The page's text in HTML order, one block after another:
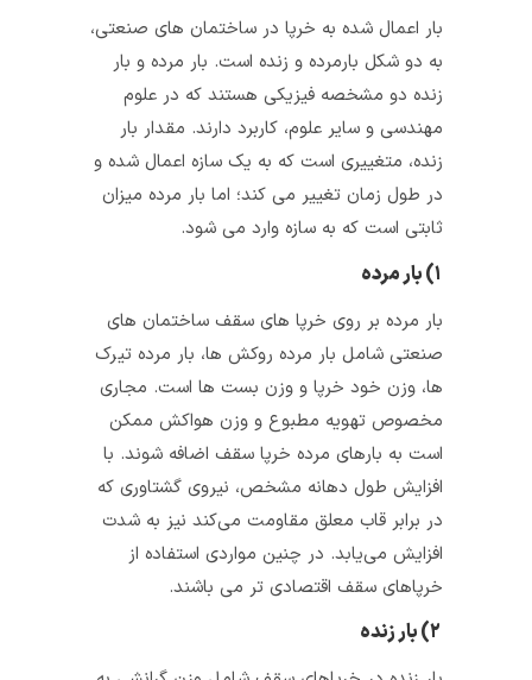
بار اعمال شده به خرپا در ساختما‌ن ‌های صنعتی،
به دو شکل بارمرده و زنده است. بار مرده و بار
زنده دو مشخصه فیزیکی هستند که در علوم
مهندسی و سایر علوم، کاربرد دارند. مقدار بار
زنده، متغییری است که به یک سازه اعمال شده و
در طول زمان تغییر می کند؛ اما بار مرده میزان
ثابتی است که به سازه وارد می شود.
بار مرده بر روی خرپا های سقف ساختمان های
صنعتی شامل بار مرده روکش‌ ها، بار مرده تیرک‌
ها، وزن خود خرپا و وزن بست‌ ها است. مجاری
مخصوص تهویه مطبوع و وزن هواکش ممکن
است به بارهای مرده خرپا سقف اضافه شوند. با
افزایش طول دهانه مشخص، نیروی گشتاوری که
در برابر قاب معلق مقاومت می‌کند نیز به شدت
افزایش می‌یابد. در چنین مواردی استفاده از
خرپاهای سقف اقتصادی تر می ‌باشند.